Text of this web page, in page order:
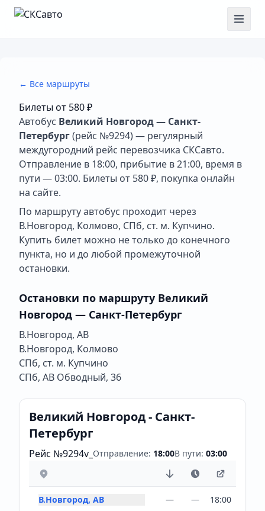
← Все маршруты
Билеты от 580 ₽
Автобус Великий Новгород — Санкт-
Петербург(рейс №9294) — регулярный
междугородний рейс перевозчика СКСавто.
Отправление в 18:00, прибытие в 21:00, время в
пути — 03:00. Билеты от 580 ₽, покупка онлайн
на сайте.
По маршруту автобус проходит через
В.Новгород, Колмово, СПб, ст. м. Купчино.
Купить билет можно не только до конечного
пункта, но и до любой промежуточной
остановки.
Остановки по маршруту Великий
Новгород — Санкт-Петербург
В.Новгород, АВ
В.Новгород, Колмово
СПб, ст. м. Купчино
СПб, АВ Обводный, 36
Великий Новгород - Санкт-
Петербург
Рейс №9294v_ Отправление: 18:00В пути: 03:00
В.Новгород, АВ — — 18:00